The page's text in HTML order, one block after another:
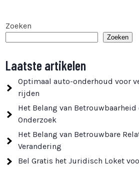
Zoeken
Zoeken
Laatste artikelen
Optimaal auto-onderhoud voor
rijden
Het Belang van
Onderzoek
Het Belang van Betrouwbare
Verandering
Bel Gratis het Juridisch Loket